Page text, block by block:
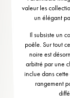
valeur les
un élégant
Il subsiste un
poêle. Sur tout
noire est
arbitré par une
inclue dans
rangement